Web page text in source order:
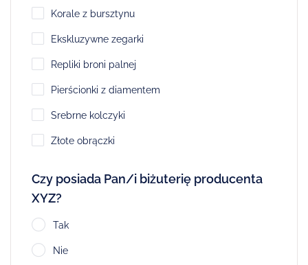
Korale z bursztynu
Ekskluzywne zegarki
Repliki broni palnej
Pierścionki z diamentem
Srebrne kolczyki
Złote obrączki
Czy posiada Pan/i biżuterię producenta
XYZ?
Tak
Nie